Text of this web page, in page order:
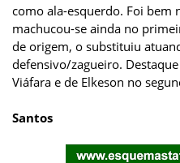
como ala-esquerdo. Foi bem
machucou-se ainda no
de origem, o substituiu
defensivo/zagueiro.
Viáfara e de Elkeson no
Santos